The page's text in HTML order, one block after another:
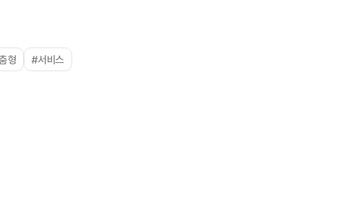
형 #서비스